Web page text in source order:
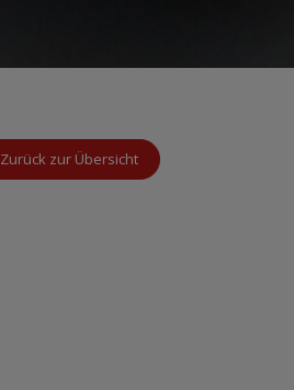
Zurück zur Übersicht